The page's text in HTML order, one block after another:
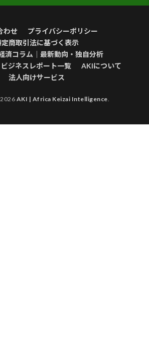
わせ
プライバシーポリシー
定商取引法に基づく表示
済コラム｜最新動向・独自分析
ジネスレポート一覧
AKIについて
法人向けサービス
AKI | Africa Keizai Intelligence.